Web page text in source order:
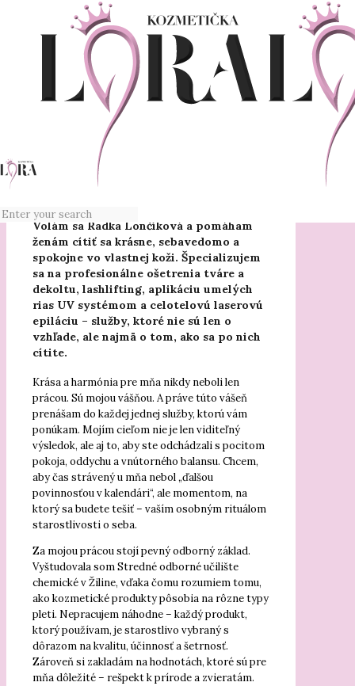
o mne
Volám sa Radka Lončíková a pomáham
ženám cítiť sa krásne, sebavedomo a
spokojne vo vlastnej koži. Špecializujem
sa na profesionálne ošetrenia tváre a
dekoltu, lashlifting, aplikáciu umelých
rias UV systémom a celotelovú laserovú
epiláciu – služby, ktoré nie sú len o
vzhľade, ale najmä o tom, ako sa po nich
cítite.
Krása a harmónia pre mňa nikdy neboli len
prácou. Sú mojou vášňou. A práve túto vášeň
prenášam do každej jednej služby, ktorú vám
ponúkam. Mojím cieľom nie je len viditeľný
výsledok, ale aj to, aby ste odchádzali s pocitom
pokoja, oddychu a vnútorného balansu. Chcem,
aby čas strávený u mňa nebol „ďalšou
povinnosťou v kalendári“, ale momentom, na
ktorý sa budete tešiť – vaším osobným rituálom
starostlivosti o seba.
Za mojou prácou stojí pevný odborný základ.
Vyštudovala som Stredné odborné učilište
chemické v Žiline, vďaka čomu rozumiem tomu,
ako kozmetické produkty pôsobia na rôzne typy
pleti. Nepracujem náhodne – každý produkt,
ktorý používam, je starostlivo vybraný s
dôrazom na kvalitu, účinnosť a šetrnosť.
Zároveň si zakladám na hodnotách, ktoré sú pre
mňa dôležité – rešpekt k prírode a zvieratám.